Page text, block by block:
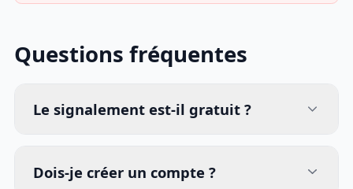
Questions fréquentes
Le signalement est-il gratuit ?
Dois-je créer un compte ?